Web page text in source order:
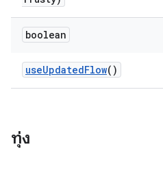
boolean
useUpdatedFlow()
ทุ่ง